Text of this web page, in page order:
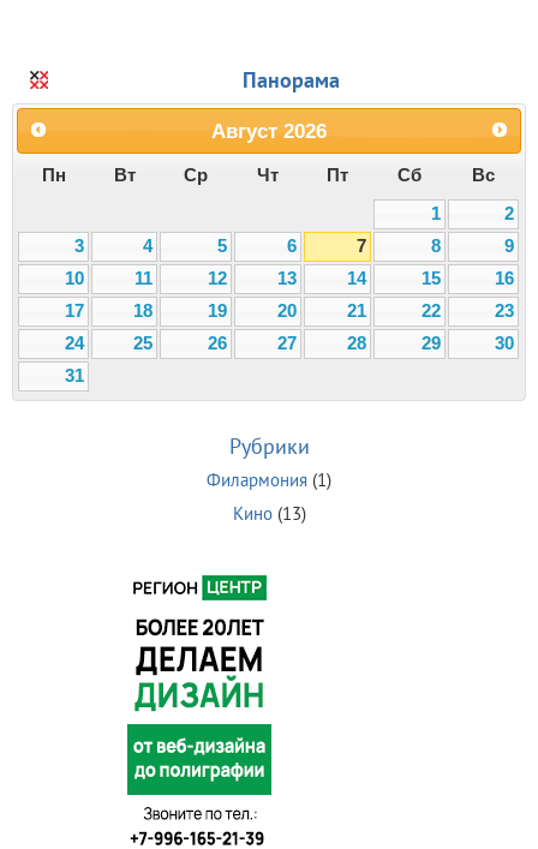
Панорама
Август 2026
Пн Вт Ср Чт Пт Сб
Вс
1
2
3
4 5 6 7 8
9
10
11 12 13 14 15
16
17
18 19 20 21 22
23
24
25 26 27 28 29
30
31
Рубрики
Филармония (1)
Кино(13)